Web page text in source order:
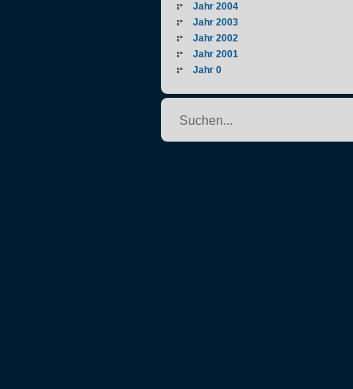
Jahr 2004
Jahr 2003
Jahr 2002
Jahr 2001
Jahr 0